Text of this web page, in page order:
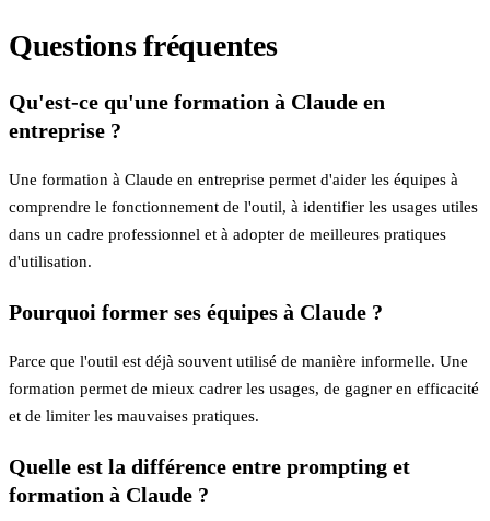
Questions fréquentes
Qu'est-ce qu'une formation à Claude en
entreprise ?
Une formation à Claude en entreprise permet d'aider les équipes à
comprendre le fonctionnement de l'outil, à identifier les usages utiles
dans un cadre professionnel et à adopter de meilleures pratiques
d'utilisation.
Pourquoi former ses équipes à Claude ?
Parce que l'outil est déjà souvent utilisé de manière informelle. Une
formation permet de mieux cadrer les usages, de gagner en efficacité
et de limiter les mauvaises pratiques.
Quelle est la différence entre prompting et
formation à Claude ?